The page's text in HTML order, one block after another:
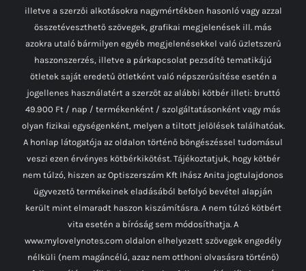
illetve a szerzői alkotásokra nagymértékben hasonló vagy azzal
összetéveszthető szövegek, grafikai megjelenések ill. más
azokra utaló bármilyen egyéb megjelenésekkel való üzletszerű
haszonszerzés, illetve a párkapcsolat pezsdítő tematikájú
ötletek saját eredetű ötletként való népszerűsítése esetén a
jogellenes használatért a szerzőt az alábbi kötbér illeti: bruttó
49.900 Ft / nap / termékenként / szolgáltatásonként vagy más
olyan fizikai egységenként, melyen a tiltott jelölések találhatóak.
A honlap látogatója az oldalon történő böngészéssel tudomásul
veszi ezen érvényes kötbérkikötést. Tájékoztatjuk, hogy kötbér
nem túlzó, hiszen az Optiszerszám Kft Ihász Anita jogtulajdonos
ügyvezető termékeinek eladásából befolyó bevétel alapján
került mint elmaradt haszon kiszámításra. A nem túlzó kötbért
vita esetén a bíróság sem módosíthatja. A
www.mylovelynotes.com oldalon elhelyezett szövegek engedély
nélküli (nem magáncélú, azaz nem otthoni olvasásra történő)